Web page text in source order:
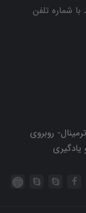
شماره تلفن
روبروی